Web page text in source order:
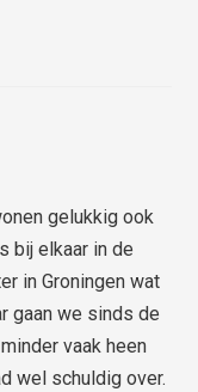
gelukkig ook
bij elkaar in de
in Groningen wat
gaan we sinds de
vaak heen
wel schuldig over.